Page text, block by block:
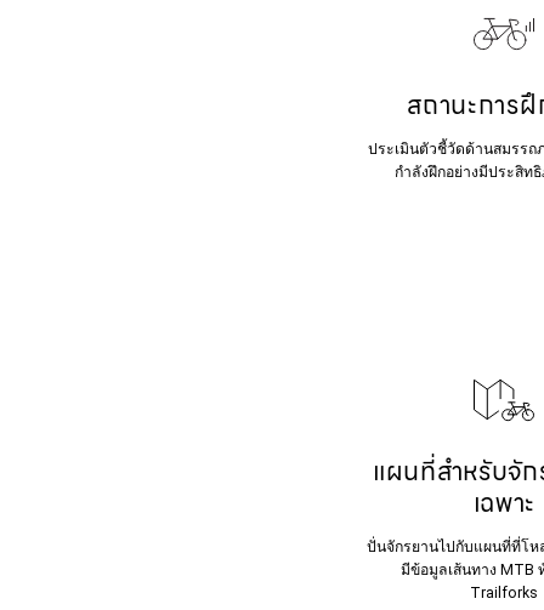
สถานะการ
ประเมินตัวชี้วัดด้านสมรรถ
กำลังฝึกอย่างมีประสิท
แผนที่สำหรับจัก
เฉพาะ
ปั่นจักรยานไปกับแผนที่ที่โห
มีข้อมูลเส้นทาง MTB
Trailforks